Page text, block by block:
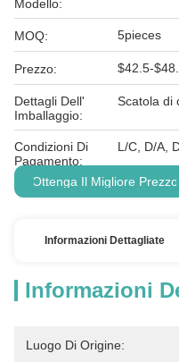
Modello:
MOQ: 5pieces
Prezzo: $42.5-
Dettagli Dell'
Imballaggio:
Scatola di
Condizioni Di
Pagamento:
L/C, D/A,
Ottenga Il Migliore Prezzo
Informazioni Dettagliate
Informazioni
Luogo Di Origine: